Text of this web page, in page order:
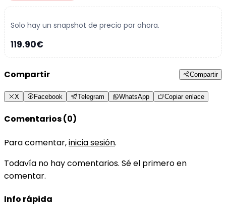
Solo hay un snapshot de precio por ahora.
119.90€
Compartir Compartir
X Facebook Telegram WhatsApp Copiar enlace
Comentarios (0)
Para comentar,inicia sesión.
Todavía no hay comentarios. Sé el primero en
comentar.
Info rápida